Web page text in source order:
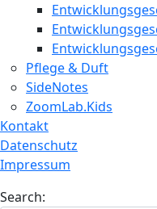
Pflege & Duft
SideNotes
ZoomLab.Kids
Kontakt
Datenschutz
Impressum
Search: